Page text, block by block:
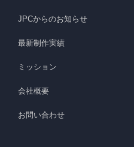
JPCからのお知らせ
最新制作実績
ミッション
会社概要
お問い合わせ